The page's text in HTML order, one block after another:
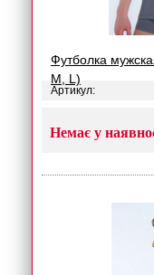
Футболка
M, L)
Артикул:
Немає у